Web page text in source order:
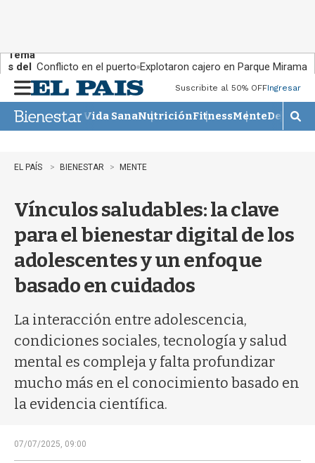
Tema
s del
día:
Conflicto en el puerto Explotaron cajero en Parque Miramar
n
u
Suscribite al 50% OFFIngresar
Vida SanaNutriciónFitnessMente
M
o
EL PAÍS BIENESTAR MENTE
Vínculos saludables: la clave
para el bienestar digital de los
adolescentes y un enfoque
basado en cuidados
La interacción entre adolescencia,
condiciones sociales, tecnología y salud
mental es compleja y falta profundizar
mucho más en el conocimiento basado en
la evidencia científica.
07/07/2025, 09:00